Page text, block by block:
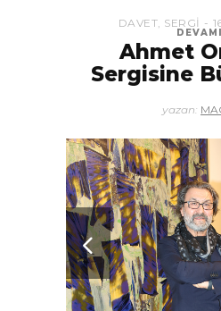
DEVAMI
DAVET, SERGI
Ahmet
Sergisine
yazan: